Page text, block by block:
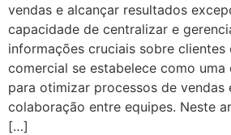
vendas e alcançar resultados
capacidade de centralizar e
informações cruciais sobre clientes
comercial se estabelece como
para otimizar processos de vendas
colaboração entre equipes. Neste
[…]